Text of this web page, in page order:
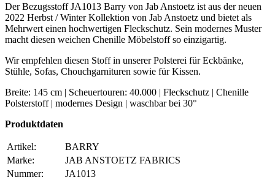
Der Bezugsstoff JA1013 Barry von Jab Anstoetz ist aus der neuen
2022 Herbst / Winter Kollektion von Jab Anstoetz und bietet als
Mehrwert einen hochwertigen Fleckschutz. Sein modernes Muster
macht diesen weichen Chenille Möbelstoff so einzigartig.
Wir empfehlen diesen Stoff in unserer Polsterei für Eckbänke,
Stühle, Sofas, Chouchgarnituren sowie für Kissen.
Breite: 145 cm | Scheuertouren: 40.000 | Fleckschutz | Chenille
Polsterstoff | modernes Design | waschbar bei 30°
Produktdaten
Artikel:
BARRY
Marke:
JAB ANSTOETZ FABRICS
Nummer:
JA1013